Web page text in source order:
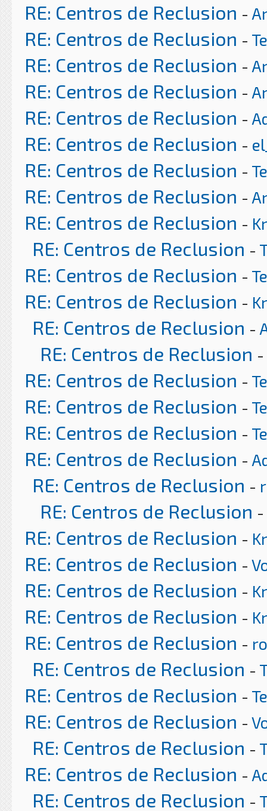
RE: Centros de Reclusion -
RE: Centros de Reclusion -
RE: Centros de Reclusion -
RE: Centros de Reclusion -
RE: Centros de Reclusion -
RE: Centros de Reclusion -
RE: Centros de Reclusion -
RE: Centros de Reclusion -
RE: Centros de Reclusion -
RE: Centros de Reclusion -
RE: Centros de Reclusion -
RE: Centros de Reclusion -
RE: Centros de Reclusion -
RE: Centros de Reclusion -
RE: Centros de Reclusion -
RE: Centros de Reclusion -
RE: Centros de Reclusion -
RE: Centros de Reclusion -
RE: Centros de Reclusion -
RE: Centros de Reclusion -
RE: Centros de Reclusion -
RE: Centros de Reclusion -
RE: Centros de Reclusion -
RE: Centros de Reclusion -
RE: Centros de Reclusion -
RE: Centros de Reclusion -
RE: Centros de Reclusion -
RE: Centros de Reclusion -
RE: Centros de Reclusion -
RE: Centros de Reclusion -
RE: Centros de Reclusion -